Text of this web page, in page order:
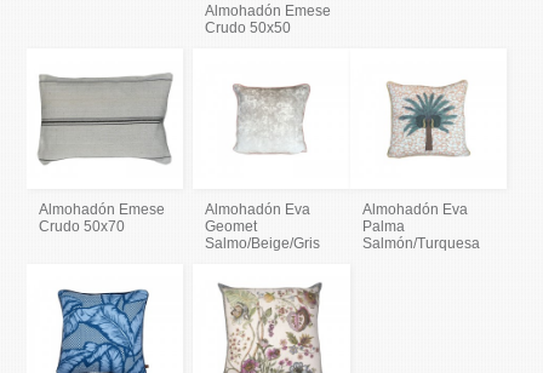
Almohadón Emese
Crudo 50x50
Almohadón Emese
Crudo 50x70
Almohadón Eva
Geomet
Salmo/Beige/Gris
Almohadón Eva
Palma
Salmón/Turquesa